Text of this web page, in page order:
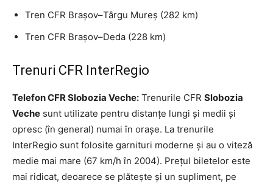
Tren CFR Brașov–Târgu Mureș (282 km)
Tren CFR Brașov–Deda (228 km)
Trenuri CFR InterRegio
Telefon CFR Slobozia Veche: Trenurile CFR Slobozia
Veche sunt utilizate pentru distanțe lungi și medii și
opresc (în general) numai în orașe. La trenurile
InterRegio sunt folosite garnituri moderne și au o viteză
medie mai mare (67 km/h în 2004). Prețul biletelor este
mai ridicat, deoarece se plătește și un supliment, pe